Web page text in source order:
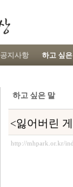
공지사항 하고 싶
하고 싶은 말
<잃어버린
http://mhpark.or.kr/